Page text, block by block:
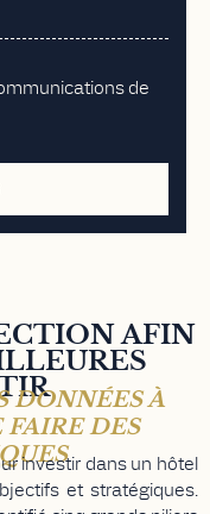
de
AFIN
DONNÉES À
DES
investir dans un hôtel
et stratégiques.